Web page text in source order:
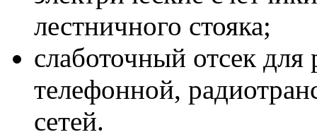
лестничного стояка;
слаботочный отсек
телефонной,
сетей.